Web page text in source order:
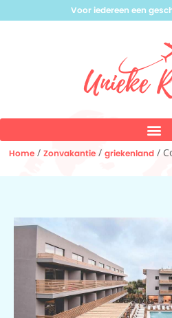
Voor iedereen een
Home/ Zonvakantie/ griekenland/